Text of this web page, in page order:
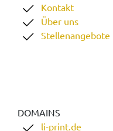
Kontakt
Über uns
Stellenangebote
DOMAINS
li-print.de